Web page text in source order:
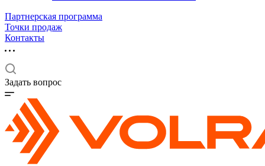
Партнерская программа
Точки продаж
Контакты
Задать вопрос